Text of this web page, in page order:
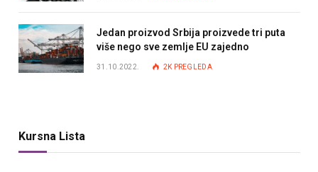
Jedan proizvod Srbija proizvede tri puta
više nego sve zemlje EU zajedno
31.10.2022. 2K PREGLEDA
Kursna Lista